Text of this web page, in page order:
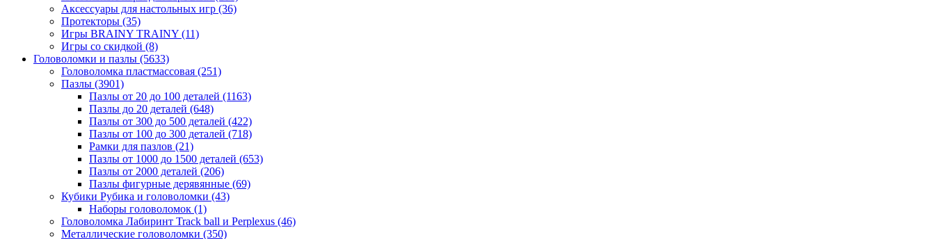
Аксессуары для настольных игр (36)
Протекторы (35)
Игры BRAINY TRAINY (11)
Игры со скидкой (8)
Головоломки и пазлы (5633)
Головоломка пластмассовая (251)
Пазлы (3901)
Пазлы от 20 до 100 деталей (1163)
Пазлы до 20 деталей (648)
Пазлы от 300 до 500 деталей (422)
Пазлы от 100 до 300 деталей (718)
Рамки для пазлов (21)
Пазлы от 1000 до 1500 деталей (653)
Пазлы от 2000 деталей (206)
Пазлы фигурные дерявянные (69)
Кубики Рубика и головоломки (43)
Наборы головоломок (1)
Головоломка Лабиринт Track ball и Perplexus (46)
Металлические головоломки (350)